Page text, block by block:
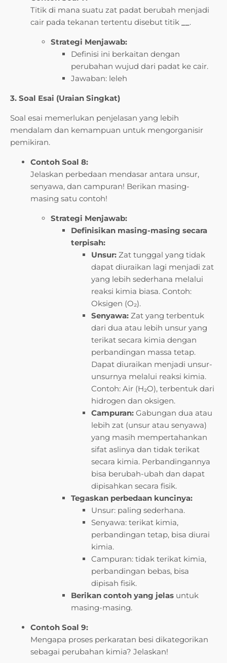
Titik di mana suatu zat padat berubah menjadi
cair pada tekanan tertentu disebut titik
.
Strategi Menjawab:
Definisi ini berkaitan dengan
perubahan wujud dari padat ke cair.
Jawaban: leleh
3. Soal Esai (Uraian Singkat)
Soal esai memerlukan penjelasan yang lebih
mendalam dan kemampuan untuk mengorganisir
pemikiran.
Contoh Soal 8:
Jelaskan perbedaan mendasar antara unsur,
senyawa, dan campuran! Berikan masing-
masing satu contoh!
Strategi Menjawab:
Definisikan masing-masing secara
terpisah:
Unsur: Zat tunggal yang tidak
dapat diuraikan lagi menjadi zat
yang lebih sederhana melalui
reaksi kimia biasa. Contoh:
Oksigen (O₂).
Senyawa: Zat yang terbentuk
dari dua atau lebih unsur yang
terikat secara kimia dengan
perbandingan massa tetap.
Dapat diuraikan menjadi unsur-
unsurnya melalui reaksi kimia.
Contoh: Air (H₂O), terbentuk dari
hidrogen dan oksigen.
Campuran: Gabungan dua atau
lebih zat (unsur atau senyawa)
yang masih mempertahankan
sifat aslinya dan tidak terikat
secara kimia. Perbandingannya
bisa berubah-ubah dan dapat
dipisahkan secara fisik.
Tegaskan perbedaan kuncinya:
Unsur: paling sederhana.
Senyawa: terikat kimia,
perbandingan tetap, bisa diurai
kimia.
Campuran: tidak terikat kimia,
perbandingan bebas, bisa
dipisah fisik.
Berikan contoh yang jelas untuk
masing-masing.
Contoh Soal 9:
Mengapa proses perkaratan besi dikategorikan
sebagai perubahan kimia? Jelaskan!